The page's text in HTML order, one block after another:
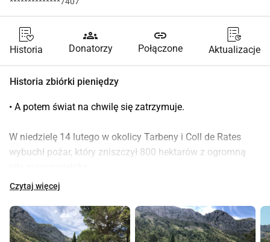
Historia
groups
Donatorzy
link
Połączone Aktualizacje
Historia zbiórki pieniędzy
• A potem świat na chwilę się zatrzymuje.
W niedzielę 14 lutego w okolicy Tarbeny i Coll de Rates
wybuchł pożar, który zniszczył 800 hektarów z ogromną
W tym obszarze nasz przyjaciel Cesar od lat ma swoje
Oprócz warzyw od lat dostarcza również piękny extra virgin
oliwę z oliwek ze swojego gaju oliwnego. Wielu członków
Czytaj więcej